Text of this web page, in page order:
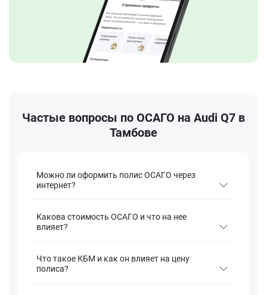
Частые вопросы по ОСАГО на Audi Q7 в
Тамбове
Можно ли оформить полис ОСАГО через
интернет?
Какова стоимость ОСАГО и что на нее
влияет?
Что такое КБМ и как он влияет на цену
полиса?